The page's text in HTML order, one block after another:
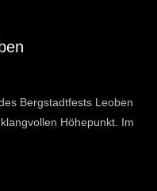
Bergstadtfests Leoben
Höhepunkt. Im